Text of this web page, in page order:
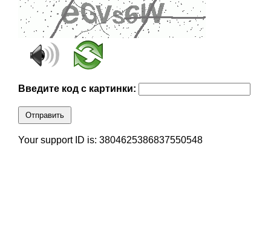
Введите код с картинки:
Отправить
Your support ID is: 3804625386837550548